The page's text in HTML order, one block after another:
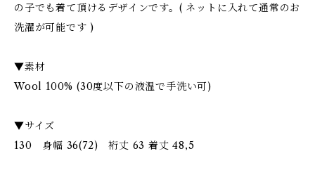
の子でも着て頂けるデザインです。( ネットに入れて通常のお
洗濯が可能です )
▼素材
Wool 100% (30度以下の液温で手洗い可)
▼サイズ
130 身幅 36(72) 裄丈 63 着丈 48,5